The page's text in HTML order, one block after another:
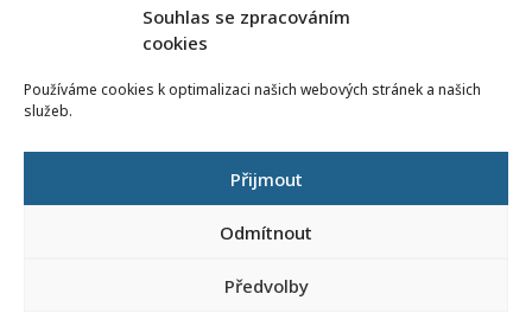
Souhlas se zpracováním
cookies
Používáme cookies k optimalizaci našich webových stránek a našich
služeb.
Přijmout
Odmítnout
Předvolby
GDPR
Národní pedagogický institut ČR
Senovážné náměstí 25
110 00 Praha 1